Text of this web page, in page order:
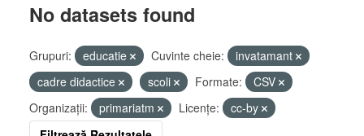
No datasets found
Grupuri: educatie Cuvinte cheie:
invatamant
cadre didactice
scoli Formate:
CSV
Organizații:
primariatm Licenţe:
cc-by